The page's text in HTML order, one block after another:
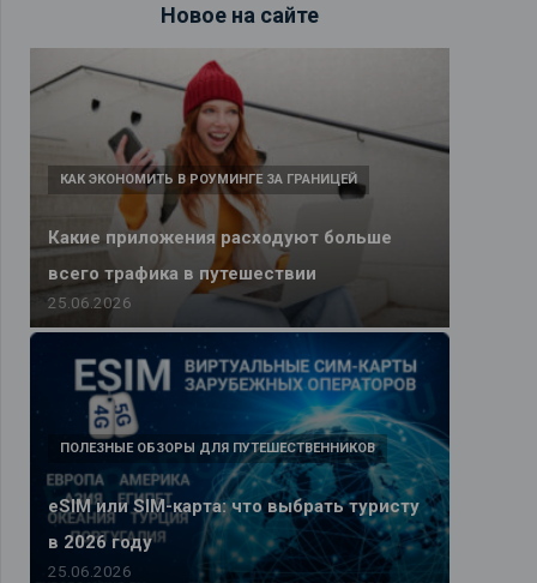
Новое на сайте
Какие приложения расходуют больше
всего трафика в путешествии
КАК ЭКОНОМИТЬ В РОУМИНГЕ ЗА ГРАНИЦЕЙ
25.06.2026
eSIM или SIM-карта: что выбрать туристу
в 2026 году
ПОЛЕЗНЫЕ ОБЗОРЫ ДЛЯ ПУТЕШЕСТВЕННИКОВ
25.06.2026